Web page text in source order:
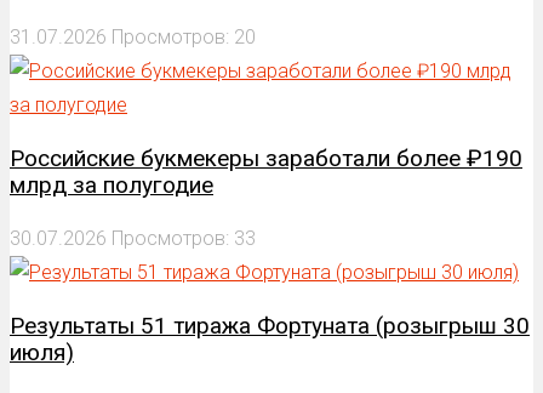
31.07.2026 Просмотров: 20
Российские букмекеры заработали более ₽190
млрд за полугодие
30.07.2026 Просмотров: 33
Результаты 51 тиража Фортуната (розыгрыш 30
июля)